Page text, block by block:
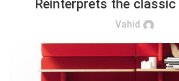
Reinterprets the
Vahid